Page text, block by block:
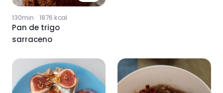
130min · 1876 kcal
Pan de trigo
sarraceno